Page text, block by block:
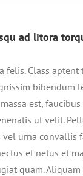
ad litora
felis. Class
bibendum
est,
ut velit.
urna convallis
et netus et
quam.